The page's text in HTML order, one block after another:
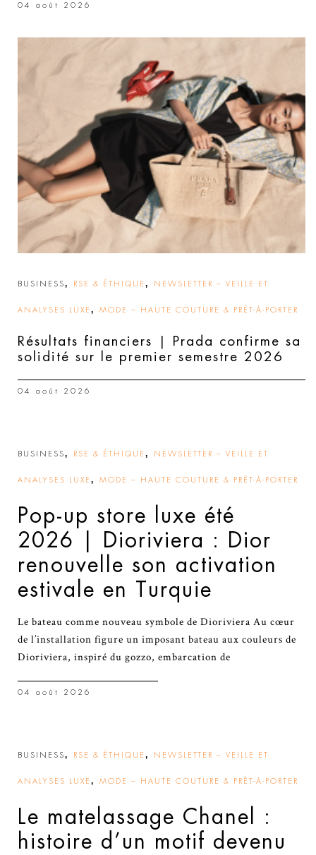
04 août 2026
BUSINESS, RSE & ÉTHIQUE , NEWSLETTER – VEILLE ET
ANALYSES LUXE , MODE – HAUTE COUTURE & PRÊT-À-PORTER
Résultats financiers | Prada confirme sa
solidité sur le premier semestre 2026
04 août 2026
BUSINESS, RSE & ÉTHIQUE , NEWSLETTER – VEILLE ET
ANALYSES LUXE , MODE – HAUTE COUTURE & PRÊT-À-PORTER
Pop-up store luxe été
2026 | Dioriviera : Dior
renouvelle son activation
estivale en Turquie
Le bateau comme nouveau symbole de Dioriviera Au cœur
de l’installation figure un imposant bateau aux couleurs de
Dioriviera, inspiré du gozzo, embarcation de
04 août 2026
BUSINESS, RSE & ÉTHIQUE , NEWSLETTER – VEILLE ET
ANALYSES LUXE , MODE – HAUTE COUTURE & PRÊT-À-PORTER
Le matelassage Chanel :
histoire d’un motif devenu